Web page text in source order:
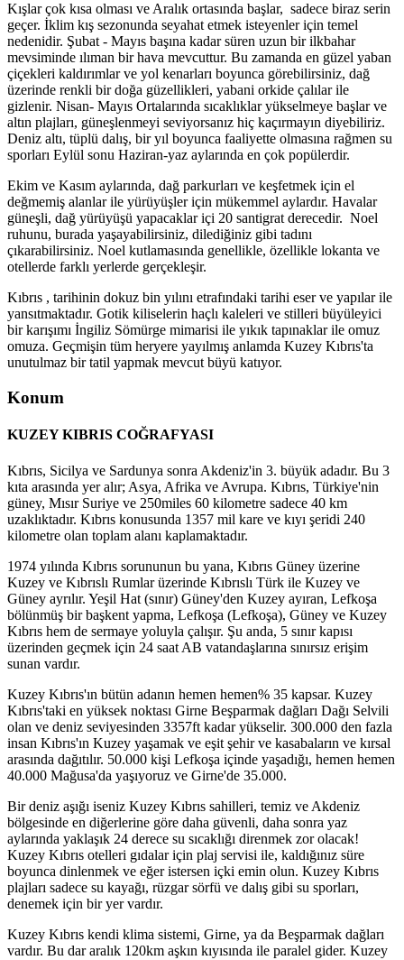
Kışlar çok kısa olması ve Aralık ortasında başlar, sadece biraz serin
geçer. İklim kış sezonunda seyahat etmek isteyenler için temel
nedenidir. Şubat - Mayıs başına kadar süren uzun bir ilkbahar
mevsiminde ılıman bir hava mevcuttur. Bu zamanda en güzel yaban
çiçekleri kaldırımlar ve yol kenarları boyunca görebilirsiniz, dağ
üzerinde renkli bir doğa güzellikleri, yabani orkide çalılar ile
gizlenir. Nisan- Mayıs Ortalarında sıcaklıklar yükselmeye başlar ve
altın plajları, güneşlenmeyi seviyorsanız hiç kaçırmayın diyebiliriz.
Deniz altı, tüplü dalış, bir yıl boyunca faaliyette olmasına rağmen su
sporları Eylül sonu Haziran-yaz aylarında en çok popülerdir.
Ekim ve Kasım aylarında, dağ parkurları ve keşfetmek için el
değmemiş alanlar ile yürüyüşler için mükemmel aylardır. Havalar
güneşli, dağ yürüyüşü yapacaklar içi 20 santigrat derecedir. Noel
ruhunu, burada yaşayabilirsiniz, dilediğiniz gibi tadını
çıkarabilirsiniz. Noel kutlamasında genellikle, özellikle lokanta ve
otellerde farklı yerlerde gerçekleşir.
Kıbrıs , tarihinin dokuz bin yılını etrafındaki tarihi eser ve yapılar ile
yansıtmaktadır. Gotik kiliselerin haçlı kaleleri ve stilleri büyüleyici
bir karışımı İngiliz Sömürge mimarisi ile yıkık tapınaklar ile omuz
omuza. Geçmişin tüm heryere yayılmış anlamda Kuzey Kıbrıs'ta
unutulmaz bir tatil yapmak mevcut büyü katıyor.
Konum
KUZEY KIBRIS COĞRAFYASI
Kıbrıs, Sicilya ve Sardunya sonra Akdeniz'in 3. büyük adadır. Bu 3
kıta arasında yer alır; Asya, Afrika ve Avrupa. Kıbrıs, Türkiye'nin
güney, Mısır Suriye ve 250miles 60 kilometre sadece 40 km
uzaklıktadır. Kıbrıs konusunda 1357 mil kare ve kıyı şeridi 240
kilometre olan toplam alanı kaplamaktadır.
1974 yılında Kıbrıs sorununun bu yana, Kıbrıs Güney üzerine
Kuzey ve Kıbrıslı Rumlar üzerinde Kıbrıslı Türk ile Kuzey ve
Güney ayrılır. Yeşil Hat (sınır) Güney'den Kuzey ayıran, Lefkoşa
bölünmüş bir başkent yapma, Lefkoşa (Lefkoşa), Güney ve Kuzey
Kıbrıs hem de sermaye yoluyla çalışır. Şu anda, 5 sınır kapısı
üzerinden geçmek için 24 saat AB vatandaşlarına sınırsız erişim
sunan vardır.
Kuzey Kıbrıs'ın bütün adanın hemen hemen% 35 kapsar. Kuzey
Kıbrıs'taki en yüksek noktası Girne Beşparmak dağları Dağı Selvili
olan ve deniz seviyesinden 3357ft kadar yükselir. 300.000 den fazla
insan Kıbrıs'ın Kuzey yaşamak ve eşit şehir ve kasabaların ve kırsal
arasında dağıtılır. 50.000 kişi Lefkoşa içinde yaşadığı, hemen hemen
40.000 Mağusa'da yaşıyoruz ve Girne'de 35.000.
Bir deniz aşığı iseniz Kuzey Kıbrıs sahilleri, temiz ve Akdeniz
bölgesinde en diğerlerine göre daha güvenli, daha sonra yaz
aylarında yaklaşık 24 derece su sıcaklığı direnmek zor olacak!
Kuzey Kıbrıs otelleri gıdalar için plaj servisi ile, kaldığınız süre
boyunca dinlenmek ve eğer istersen içki emin olun. Kuzey Kıbrıs
plajları sadece su kayağı, rüzgar sörfü ve dalış gibi su sporları,
denemek için bir yer vardır.
Kuzey Kıbrıs kendi klima sistemi, Girne, ya da Beşparmak dağları
vardır. Bu dar aralık 120km aşkın kıyısında ile paralel gider. Kuzey